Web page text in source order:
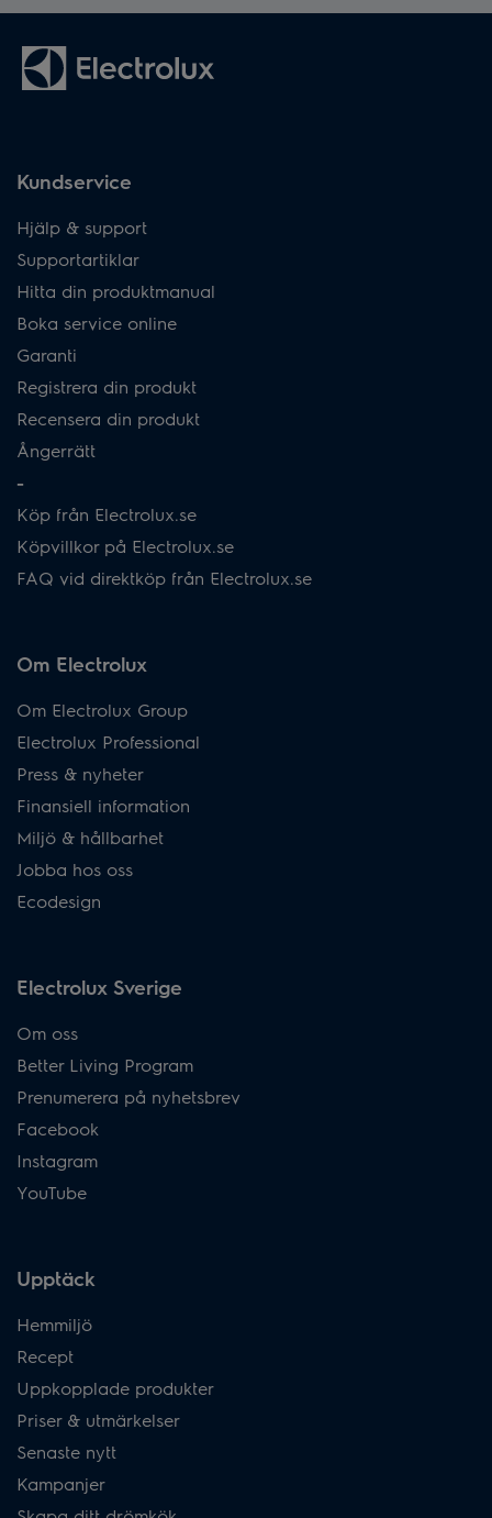
Kundservice
Hjälp & support
Supportartiklar
Hitta din produktmanual
Boka service online
Garanti
Registrera din produkt
Recensera din produkt
Ångerrätt
-
Köp från Electrolux.se
Köpvillkor på Electrolux.se
FAQ vid direktköp från Electrolux.se
Om Electrolux
Om Electrolux Group
Electrolux Professional
Press & nyheter
Finansiell information
Miljö & hållbarhet
Jobba hos oss
Ecodesign
Electrolux Sverige
Om oss
Better Living Program
Prenumerera på nyhetsbrev
Facebook
Instagram
YouTube
Upptäck
Hemmiljö
Recept
Uppkopplade produkter
Priser & utmärkelser
Senaste nytt
Kampanjer